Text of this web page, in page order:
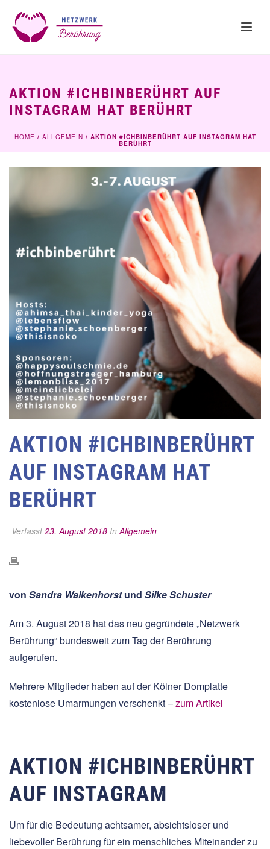
AKTION #ICHBINBERÜHRT AUF
INSTAGRAM HAT BERÜHRT
HOME / ALLGEMEIN / AKTION #ICHBINBERÜHRT AUF INSTAGRAM HAT
BERÜHRT
AKTION #ICHBINBERÜHRT
AUF INSTAGRAM HAT
BERÜHRT
Verfasst23. August 2018 InAllgemein
von Sandra Walkenhorstund Silke Schuster
Am 3. August 2018 hat das neu gegründete „Netzwerk
Berührung“ bundesweit zum Tag der Berührung
aufgerufen.
Mehrere Mitglieder haben auf der Kölner Domplatte
kostenlose Umarmungen verschenkt –zum Artikel
AKTION #ICHBINBERÜHRT
AUF INSTAGRAM
Um für die Bedeutung achtsamer, absichtsloser und
liebevoller Berührung für ein menschliches Miteinander zu